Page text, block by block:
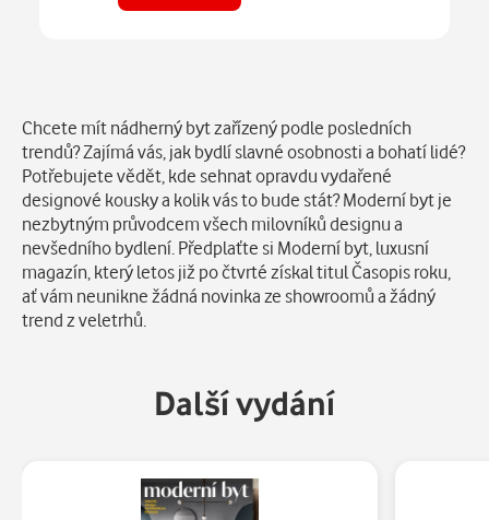
Chcete mít nádherný byt zařízený podle posledních
trendů? Zajímá vás, jak bydlí slavné osobnosti a bohatí lidé?
Potřebujete vědět, kde sehnat opravdu vydařené
designové kousky a kolik vás to bude stát? Moderní byt je
nezbytným průvodcem všech milovníků designu a
nevšedního bydlení. Předplaťte si Moderní byt, luxusní
magazín, který letos již po čtvrté získal titul Časopis roku,
ať vám neunikne žádná novinka ze showroomů a žádný
trend z veletrhů.
Další vydání